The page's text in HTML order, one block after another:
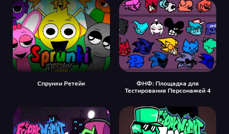
Спрунки Ретейк
ФНФ: Площадка для
Тестирования Персонажей 4